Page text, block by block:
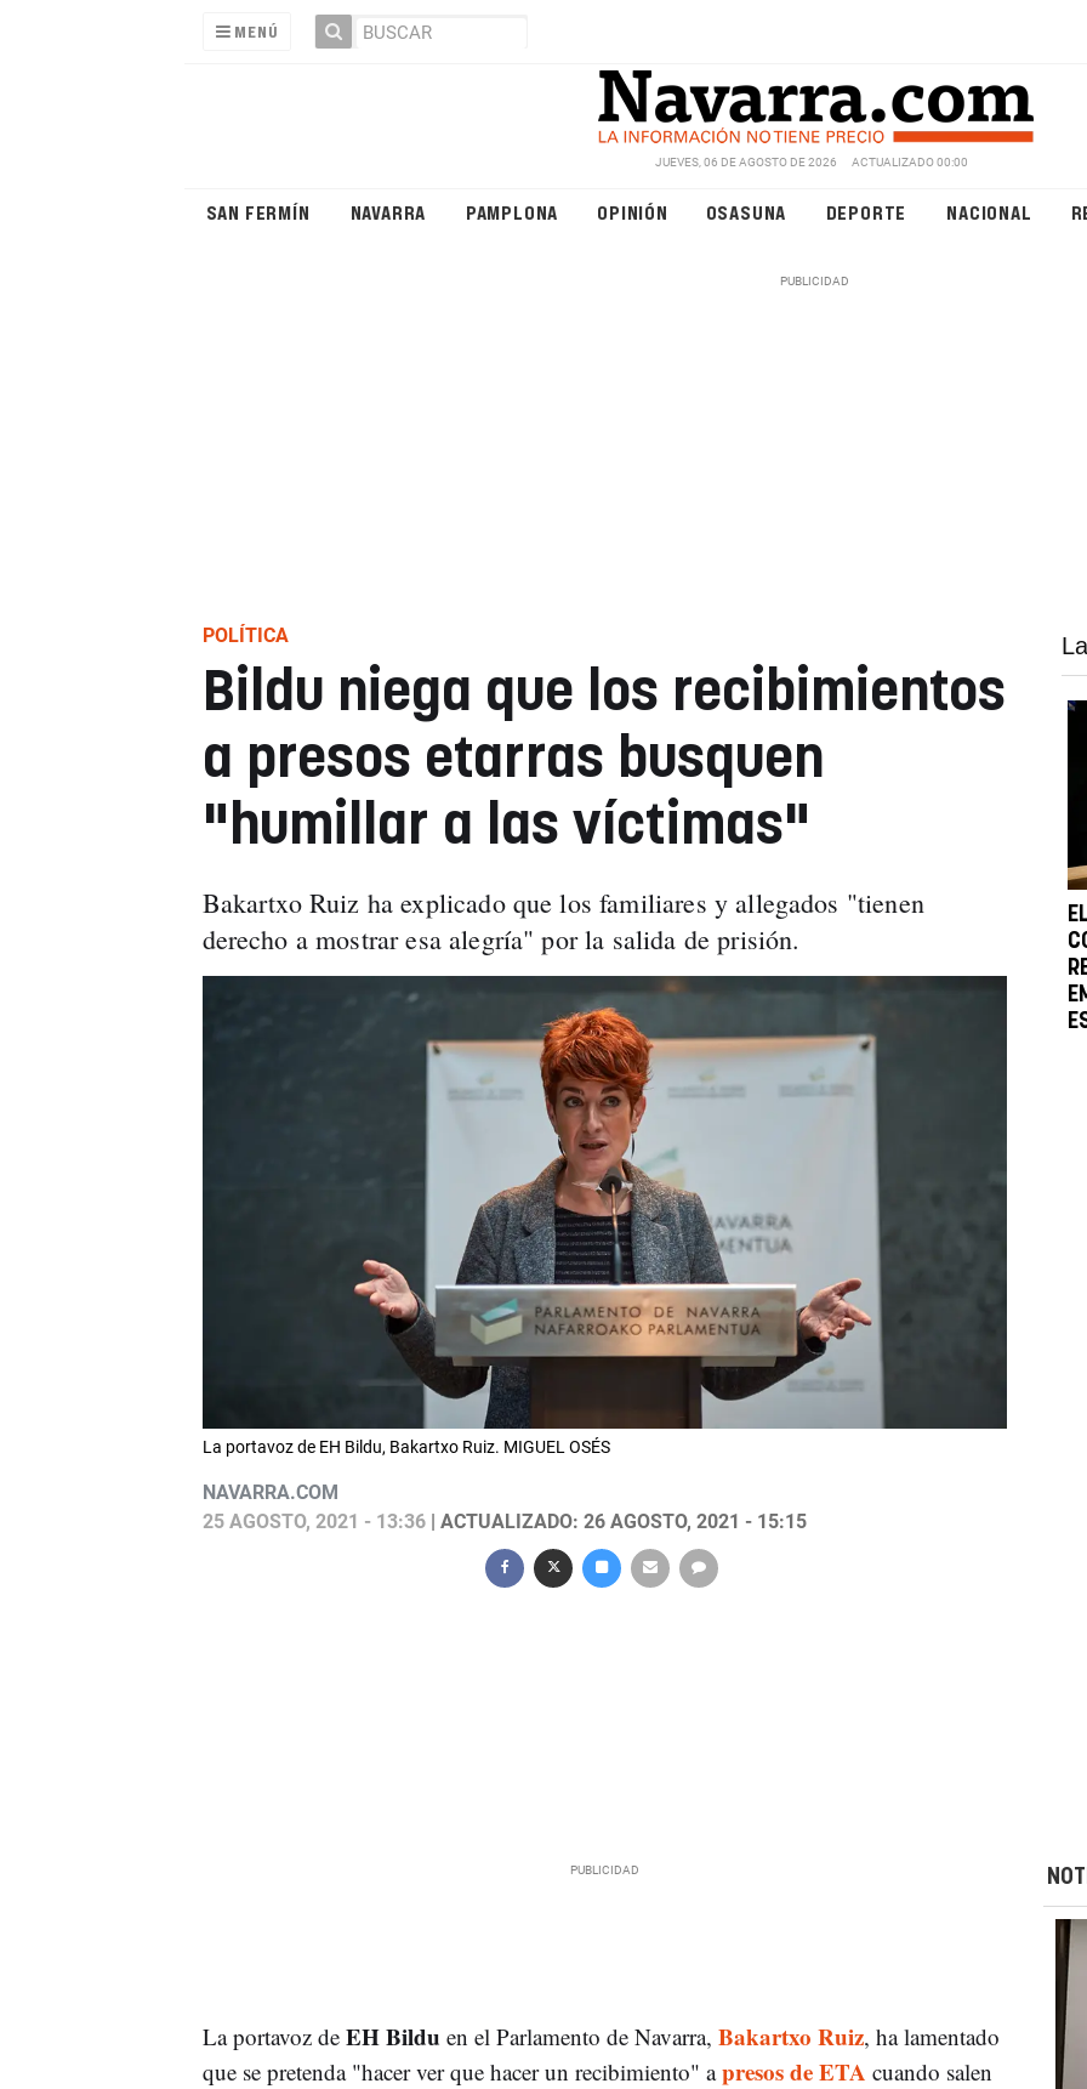
MENÚ
JUEVES, 06 DE AGOSTO DE 2026 ACTUALIZADO 00:00
SAN FERMÍN NAVARRA PAMPLONA OPINIÓN OSASUNA DEPORTE NACIONAL
POLÍTICA
Bildu niega que los recibimientos
a presos etarras busquen
"humillar a las víctimas"
Bakartxo Ruiz ha explicado que los familiares y allegados "tienen
derecho a mostrar esa alegría" por la salida de prisión.
La portavoz de EH Bildu, Bakartxo Ruiz. MIGUEL OSÉS
NAVARRA.COM
25 AGOSTO, 2021 - 13:36| ACTUALIZADO: 26 AGOSTO, 2021 - 15:15
La portavoz de EH Bildu en el Parlamento de Navarra, Bakartxo Ruiz, ha lamentado
que se pretenda "hacer ver que hacer un recibimiento" apresos de ETA cuando salen